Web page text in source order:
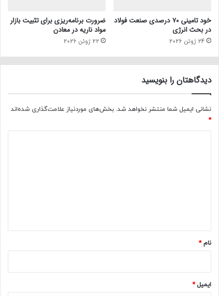
خود تامینی ۷۰ درصدی صنعت فولاد
در بحث انرژی
24 ژوئن 2026
ضرورت برنامه‌ریزی برای تثبیت بازار
مواد ناریه در معادن
22 ژوئن 2026
دیدگاهتان را بنویسید
نشانی ایمیل شما منتشر نخواهد شد. بخش‌های موردنیاز علامت‌گذاری شده‌اند
*
نام*
ایمیل*